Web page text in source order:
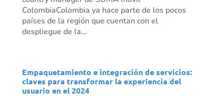
ColombiaColombia ya hace parte de los pocos
países de la región que cuentan con el
despliegue de la...
Empaquetamiento e integración de servicios:
claves para transformar la experiencia del
usuario en el 2024